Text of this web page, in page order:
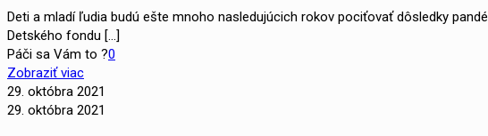
Deti a mladí ľudia budú ešte mnoho nasledujúcich rokov pociťovať dôsledky
Detského fondu […]
Páči sa Vám to ?0
Zobraziť viac
29. októbra 2021
29. októbra 2021